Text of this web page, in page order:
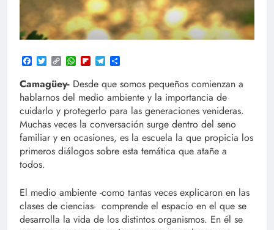
Facebook
TwitterCopy
Link
WhatsApp
FlipboardTelegram
Camagüey- Desde que somos pequeños comienzan a
hablarnos del medio ambiente y la importancia de
cuidarlo y protegerlo para las generaciones venideras.
Muchas veces la conversación surge dentro del seno
familiar y en ocasiones, es la escuela la que propicia los
primeros diálogos sobre esta temática que atañe a
todos.
El medio ambiente -como tantas veces explicaron en las
clases de ciencias- comprende el espacio en el que se
desarrolla la vida de los distintos organismos. En él se